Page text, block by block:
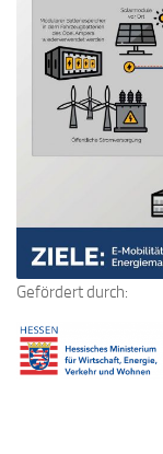
Gefördert durch: